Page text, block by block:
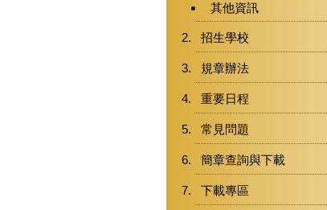
其他資訊
招生學校
規章辦法
重要日程
常見問題
簡章查詢與下載
下載專區